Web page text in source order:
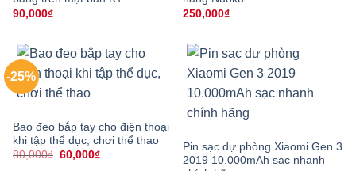
90,000₫
250,000₫
-25%
Bao đeo bắp tay cho điện thoại
khi tập thể dục, chơi thể thao
80,000₫ Giá
60,000₫Giá
Pin sạc dự phòng Xiaomi Gen 3
2019 10.000mAh sạc nhanh